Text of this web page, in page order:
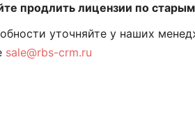
продлить лицензии по
уточняйте у наших
sale@rbs-crm.ru